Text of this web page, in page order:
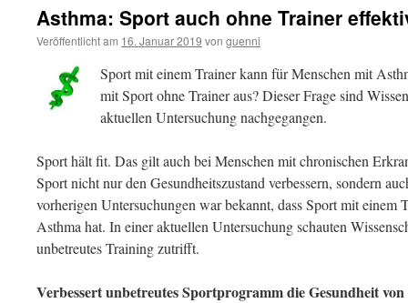
Asthma: Sport auch ohne Trainer
Veröffentlicht am 16. Januar 2019 von guenni
Sport mit einem Trainer kann für Menschen mit
mit Sport ohne Trainer aus? Dieser Frage sind
aktuellen Untersuchung nachgegangen.
Sport hält fit. Das gilt auch bei Menschen mit chronischen
Sport nicht nur den Gesundheitszustand verbessern, sondern
vorherigen Untersuchungen war bekannt, dass Sport mit einem
Asthma hat. In einer aktuellen Untersuchung schauten
unbetreutes Training zutrifft.
Verbessert unbetreutes Sportprogramm die Gesundheit